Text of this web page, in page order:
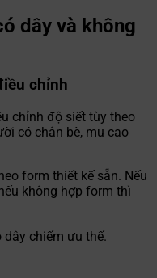
dây và không
chỉnh
chỉnh độ siết tùy theo
có chân bè, mu cao
form thiết kế sẵn. Nếu
không hợp form thì
chiếm ưu thế.